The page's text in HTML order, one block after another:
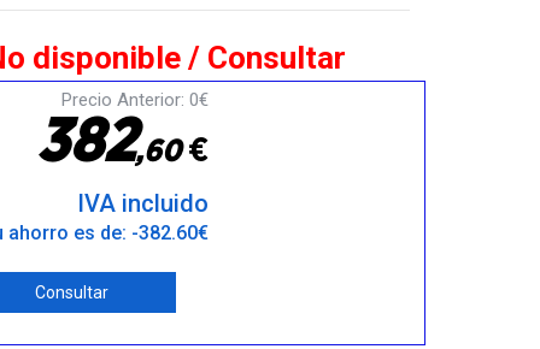
disponible / Consultar
Precio Anterior: 0€
382,60€
IVA incluido
ahorro es de: -382.60€
Consultar